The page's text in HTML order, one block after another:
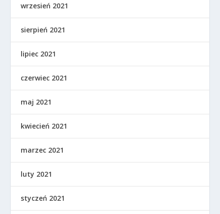
wrzesień 2021
sierpień 2021
lipiec 2021
czerwiec 2021
maj 2021
kwiecień 2021
marzec 2021
luty 2021
styczeń 2021